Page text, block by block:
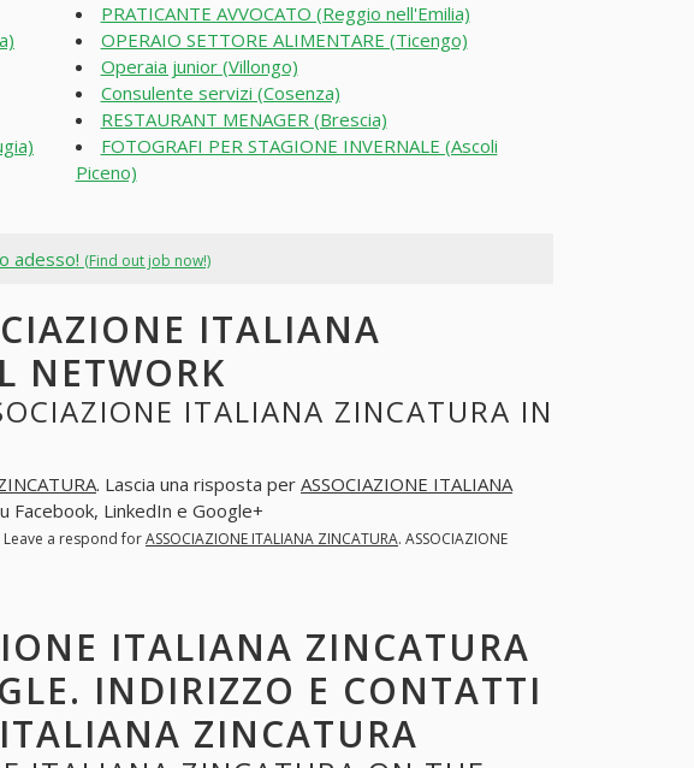
PRATICANTE AVVOCATO (Reggio nell'Emilia)
OPERAIO SETTORE ALIMENTARE (Ticengo)
Operaia junior (Villongo)
Consulente servizi (Cosenza)
RESTAURANT MENAGER (Brescia)
FOTOGRAFI PER STAGIONE INVERNALE (Ascoli
Piceno)
adesso! (Find out job now!)
ITALIANA
NETWORK
ITALIANA ZINCATURA IN
. Lascia una risposta per ASSOCIAZIONE ITALIANA
Facebook, LinkedIn e Google+
Leave a respond forASSOCIAZIONE ITALIANA ZINCATURA. ASSOCIAZIONE
ITALIANA ZINCATURA
INDIRIZZO E CONTATTI
ZINCATURA